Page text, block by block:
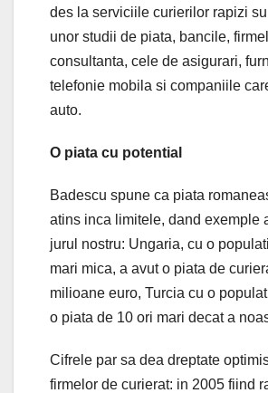
des la serviciile curierilor rapizi
unor studii de piata, bancile,
consultanta, cele de asigurari,
telefonie mobila si companiile
auto.
O piata cu potential
Badescu spune ca piata
atins inca limitele, dand exemple
jurul nostru: Ungaria, cu o
mari mica, a avut o piata de
milioane euro, Turcia cu o
o piata de 10 ori mari decat a
Cifrele par sa dea dreptate
firmelor de curierat: in 2005 fiind